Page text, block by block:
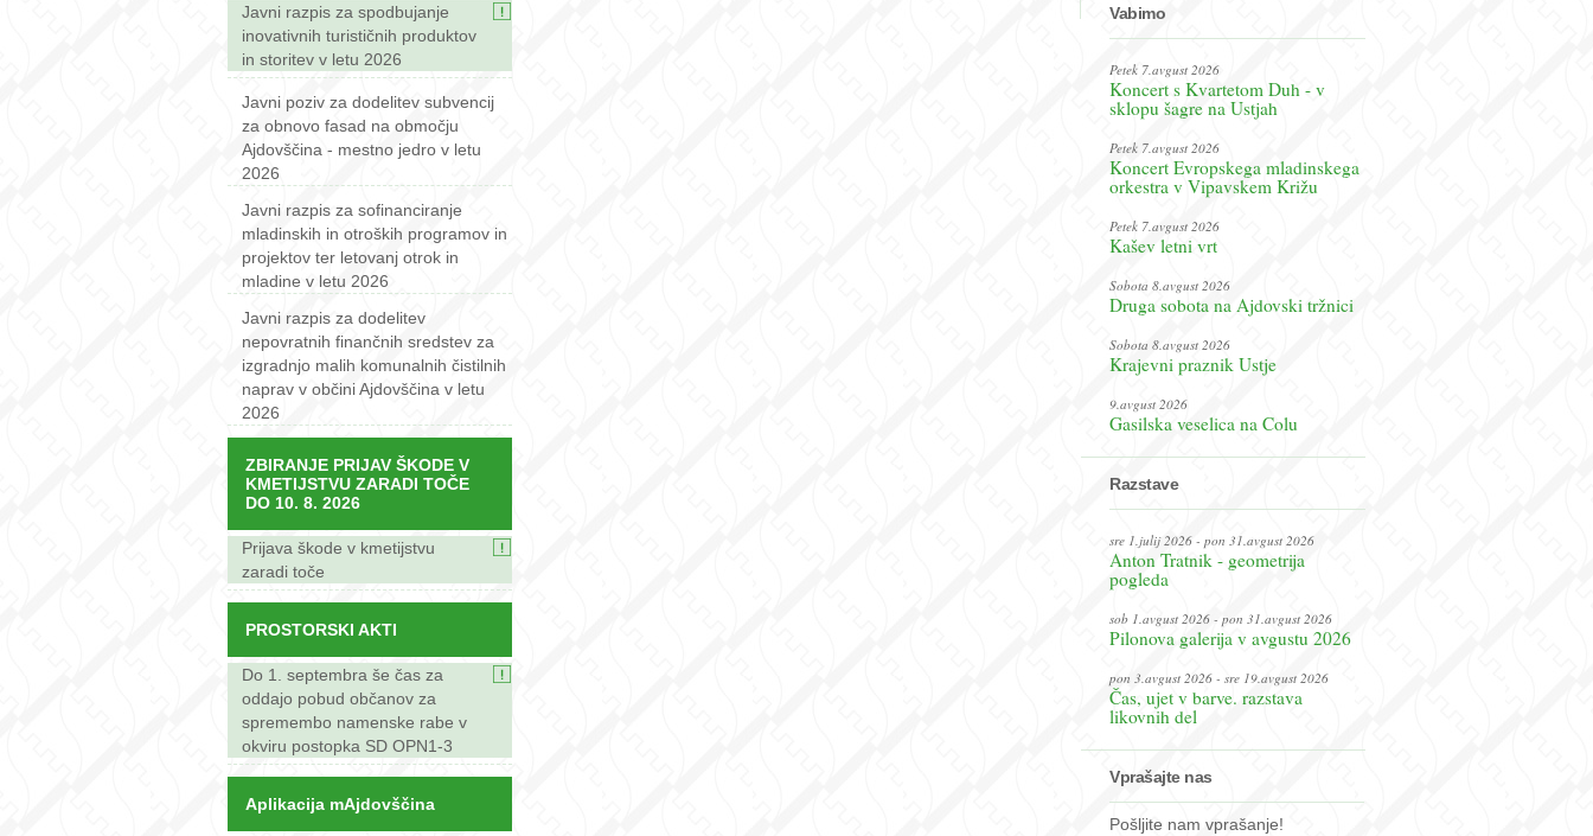
Javni razpis za spodbujanje
inovativnih turističnih produktov
in storitev v letu 2026
Javni poziv za dodelitev subvencij
za obnovo fasad na območju
Ajdovščina - mestno jedro v letu
2026
Javni razpis za sofinanciranje
mladinskih in otroških programov in
projektov ter letovanj otrok in
mladine v letu 2026
Javni razpis za dodelitev
nepovratnih finančnih sredstev za
izgradnjo malih komunalnih čistilnih
naprav v občini Ajdovščina v letu
2026
ZBIRANJE PRIJAV ŠKODE V
KMETIJSTVU ZARADI TOČE
DO 10. 8. 2026
Prijava škode v kmetijstvu
zaradi toče
PROSTORSKI AKTI
Do 1. septembra še čas za
oddajo pobud občanov za
spremembo namenske rabe v
okviru postopka SD OPN1-3
Aplikacija mAjdovščina
Vabimo
Petek 7.avgust 2026
Koncert s Kvartetom Duh - v
sklopu šagre na Ustjah
Petek 7.avgust 2026
Koncert Evropskega mladinskega
orkestra v Vipavskem Križu
Petek 7.avgust 2026
Kašev letni vrt
Sobota 8.avgust 2026
Druga sobota na Ajdovski tržnici
Sobota 8.avgust 2026
Krajevni praznik Ustje
9.avgust 2026
Gasilska veselica na Colu
Razstave
sre 1.julij 2026 - pon 31.avgust 2026
Anton Tratnik - geometrija
pogleda
sob 1.avgust 2026 - pon 31.avgust 2026
Pilonova galerija v avgustu 2026
pon 3.avgust 2026 - sre 19.avgust 2026
Čas, ujet v barve. razstava
likovnih del
Vprašajte nas
Pošljite nam vprašanje!